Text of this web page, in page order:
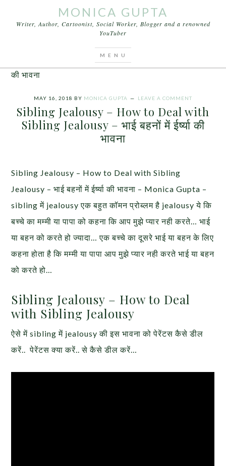
MONICA GUPTA
Writer, Author, Cartoonist, Social Worker, Blogger and a renowned
YouTuber
How to Deal with Sibling Jealousy – भाई बहनों में ईर्ष्या
की भावना
MAY 16, 2018 BY MONICA GUPTA LEAVE A COMMENT
Sibling Jealousy – How to Deal with
Sibling Jealousy – भाई बहनों में ईर्ष्या की
भावना
Sibling Jealousy – How to Deal with Sibling
Jealousy – भाई बहनों में ईर्ष्या की भावना – Monica Gupta –
sibling में jealousy एक बहुत कॉमन प्रोब्लम है jealousy ये कि
बच्चे का मम्मी या पापा को कहना कि आप मुझे प्यार नही करते… भाई
या बहन को करते हो ज्यादा… एक बच्चे का दूसरे भाई या बहन के लिए
कहना होता है कि मम्मी या पापा आप मुझे प्यार नही करते भाई या बहन
को करते हो…
Sibling Jealousy – How to Deal
with Sibling Jealousy
ऐसे में sibling में jealousy की इस भावना को पेरेंटस कैसे डील
करें.. पेरेंटस क्या करें.. से कैसे डील करें…